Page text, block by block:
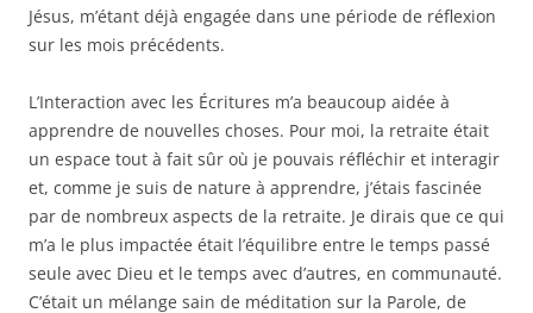
Jésus, m’étant déjà engagée dans une période de réflexion
sur les mois précédents.
L’Interaction avec les Écritures m’a beaucoup aidée à
apprendre de nouvelles choses. Pour moi, la retraite était
un espace tout à fait sûr où je pouvais réfléchir et interagir
et, comme je suis de nature à apprendre, j’étais fascinée
par de nombreux aspects de la retraite. Je dirais que ce qui
m’a le plus impactée était l’équilibre entre le temps passé
seule avec Dieu et le temps avec d’autres, en communauté.
C’était un mélange sain de méditation sur la Parole, de